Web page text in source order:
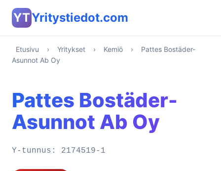
YTYritystiedot.com
Etusivu › Yritykset › Kemiö ›
Pattes Bostäder-
Asunnot Ab Oy
Pattes Bostäder-
Asunnot Ab Oy
Y-tunnus: 2174519-1